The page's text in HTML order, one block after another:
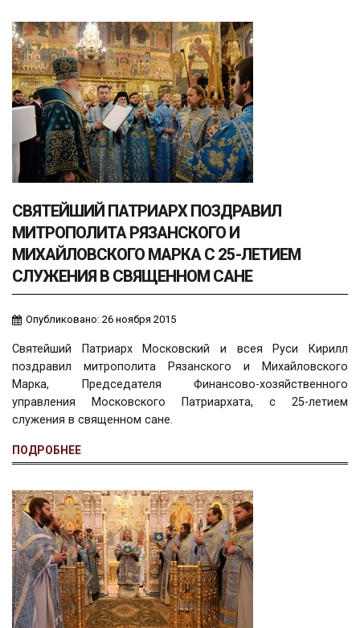
СВЯТЕЙШИЙ ПАТРИАРХ ПОЗДРАВИЛ
МИТРОПОЛИТА РЯЗАНСКОГО И
МИХАЙЛОВСКОГО МАРКА С 25-ЛЕТИЕМ
СЛУЖЕНИЯ В СВЯЩЕННОМ САНЕ
Опубликовано: 26 ноября 2015
Святейший Патриарх Московский и всея Руси Кирилл
поздравил митрополита Рязанского и Михайловского
Марка, Председателя Финансово-хозяйственного
управления Московского Патриархата, с 25-летием
служения в священном сане.
ПОДРОБНЕЕ